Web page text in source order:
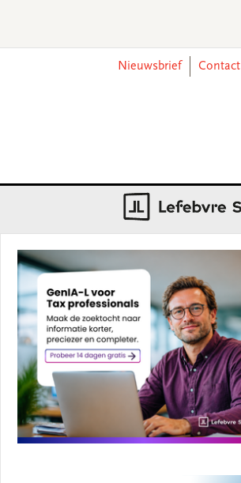
Nieuwsbrief
Contact
Sidebar